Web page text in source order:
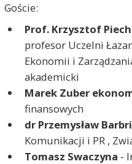
Goście:
Prof. Krzysztof Piech
profesor Uczelni
Ekonomii i
akademicki
Marek Zuber
finansowych
dr Przemysław
Komunikacji i PR ,
Tomasz Swaczyna -